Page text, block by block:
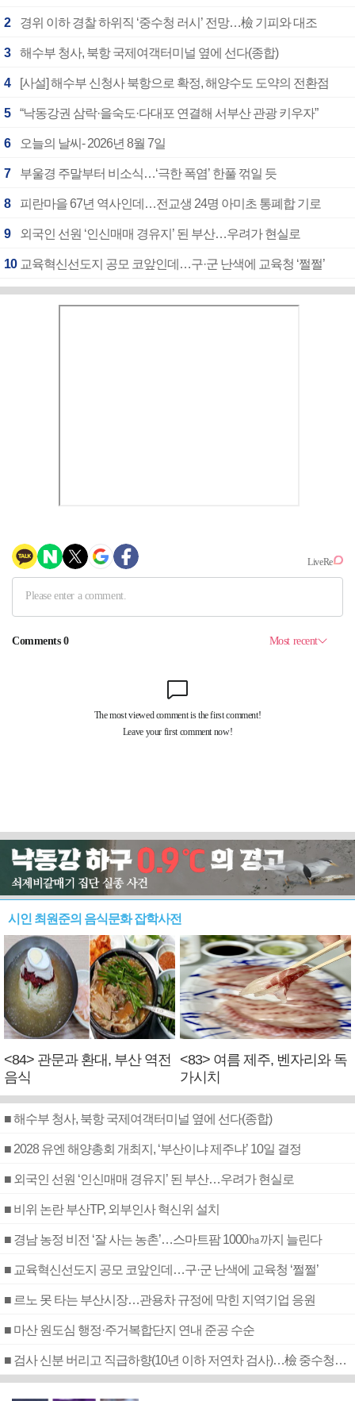
2 경위 이하 경찰 하위직 ‘중수청 러시’ 전망…檢 기피와 대조
3 해수부 청사, 북항 국제여객터미널 옆에 선다(종합)
4 [사설] 해수부 신청사 북항으로 확정, 해양수도 도약의 전환점
5 “낙동강권 삼락·을숙도·다대포 연결해 서부산 관광 키우자”
6 오늘의 날씨- 2026년 8월 7일
7 부울경 주말부터 비소식…‘극한 폭염’ 한풀 꺾일 듯
8 피란마을 67년 역사인데…전교생 24명 아미초 통폐합 기로
9 외국인 선원 ‘인신매매 경유지’ 된 부산…우려가 현실로
10 교육혁신선도지 공모 코앞인데…구·군 난색에 교육청 ‘쩔쩔’
시인 최원준의 음식문화 잡학사전
<84> 관문과 환대, 부산 역전
음식
<83> 여름 제주, 벤자리와 독
가시치
■ 해수부 청사, 북항 국제여객터미널 옆에 선다(종합)
■ 2028 유엔 해양총회 개최지, ‘부산이냐 제주냐’ 10일 결정
■ 외국인 선원 ‘인신매매 경유지’ 된 부산…우려가 현실로
■ 비위 논란 부산TP, 외부인사 혁신위 설치
■ 경남 농정 비전 ‘잘 사는 농촌’…스마트팜 1000㏊까지 늘린다
■ 교육혁신선도지 공모 코앞인데…구·군 난색에 교육청 ‘쩔쩔’
■ 르노 못 타는 부산시장…관용차 규정에 막힌 지역기업 응원
■ 마산 원도심 행정·주거복합단지 연내 준공 수순
■ 검사 신분 버리고 직급하향(10년 이하 저연차 검사)…檢 중수청행 기피